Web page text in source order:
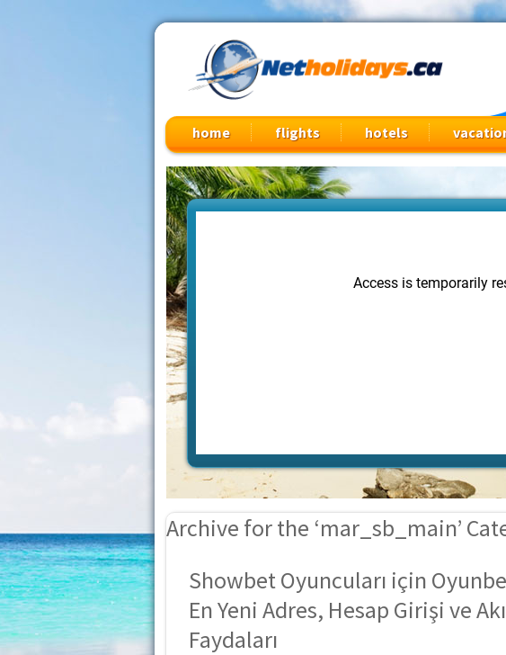
home flights hotels
Archive for the ‘mar_sb_main’
Showbet Oyuncuları için
En Yeni Adres, Hesap Girişi ve
Faydaları